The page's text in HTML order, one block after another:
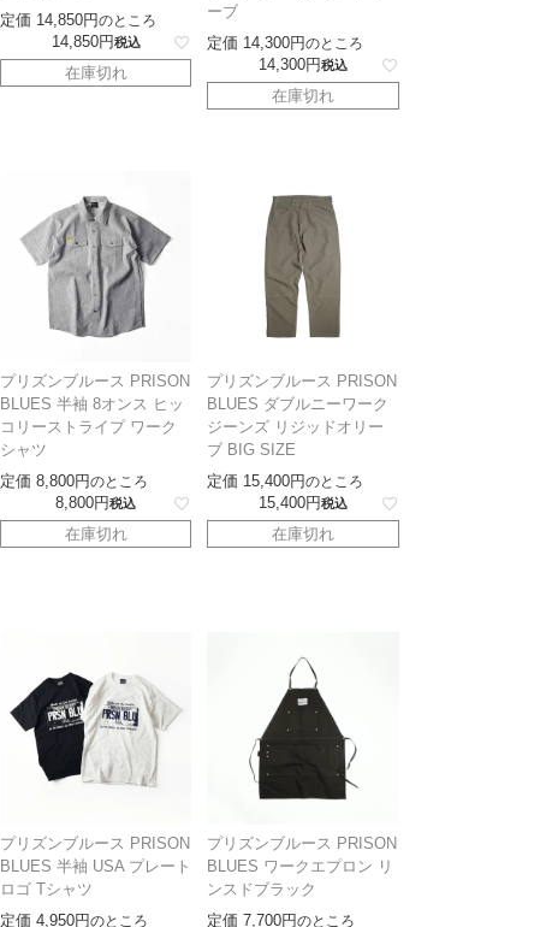
定価 14,850 のところ
14,850 税込
在庫切れ
ーブ
定価 14,300 のところ
14,300 税込
在庫切れ
プリズンブルース PRISON
BLUES 半袖 8オンス ヒッ
コリーストライプ ワーク
シャツ
定価 8,800 のところ
8,800 税込
在庫切れ
プリズンブルース PRISON
BLUES ダブルニーワーク
ジーンズ リジッドオリー
ブ BIG SIZE
定価 15,400 のところ
15,400 税込
在庫切れ
プリズンブルース PRISON
BLUES 半袖 USA プレート
ロゴ Tシャツ
定価 4,950 のところ
プリズンブルース PRISON
BLUES ワークエプロン リ
ンスドブラック
定価 7,700 のところ